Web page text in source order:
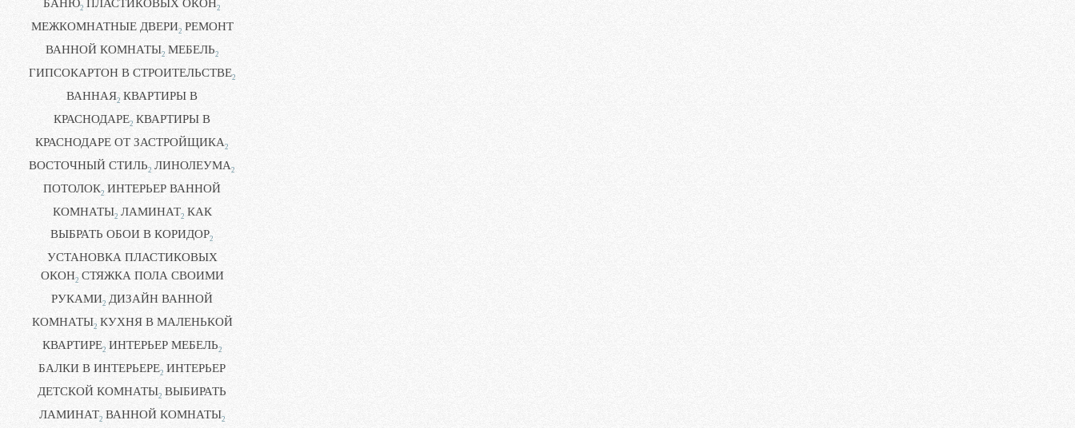
БАНЮ2 ПЛАСТИКОВЫХ ОКОН2
МЕЖКОМНАТНЫЕ ДВЕРИ2 РЕМОНТ
ВАННОЙ КОМНАТЫ2 МЕБЕЛЬ2
ГИПСОКАРТОН В СТРОИТЕЛЬСТВЕ2
ВАННАЯ2 КВАРТИРЫ В
КРАСНОДАРЕ2 КВАРТИРЫ В
КРАСНОДАРЕ ОТ ЗАСТРОЙЩИКА2
ВОСТОЧНЫЙ СТИЛЬ2 ЛИНОЛЕУМА2
ПОТОЛОК2 ИНТЕРЬЕР ВАННОЙ
КОМНАТЫ2 ЛАМИНАТ2 КАК
ВЫБРАТЬ ОБОИ В КОРИДОР2
УСТАНОВКА ПЛАСТИКОВЫХ
ОКОН2 СТЯЖКА ПОЛА СВОИМИ
РУКАМИ2 ДИЗАЙН ВАННОЙ
КОМНАТЫ2 КУХНЯ В МАЛЕНЬКОЙ
КВАРТИРЕ2 ИНТЕРЬЕР МЕБЕЛЬ2
БАЛКИ В ИНТЕРЬЕРЕ2 ИНТЕРЬЕР
ДЕТСКОЙ КОМНАТЫ2 ВЫБИРАТЬ
ЛАМИНАТ2 ВАННОЙ КОМНАТЫ2